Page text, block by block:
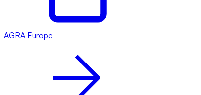
AGRA Europe